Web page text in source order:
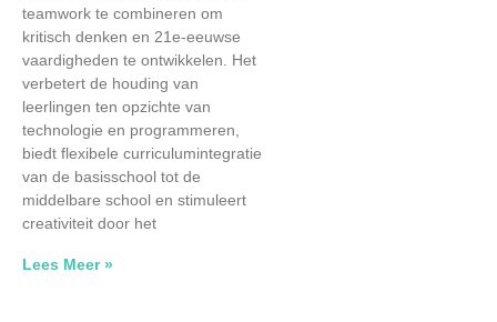
teamwork te combineren om
kritisch denken en 21e-eeuwse
vaardigheden te ontwikkelen. Het
verbetert de houding van
leerlingen ten opzichte van
technologie en programmeren,
biedt flexibele curriculumintegratie
van de basisschool tot de
middelbare school en stimuleert
creativiteit door het
Lees Meer »